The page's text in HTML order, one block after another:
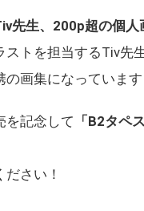
先生、200p超の個
トを担当するTiv先
画集になっています
を記念して 「B2タペ
さい！